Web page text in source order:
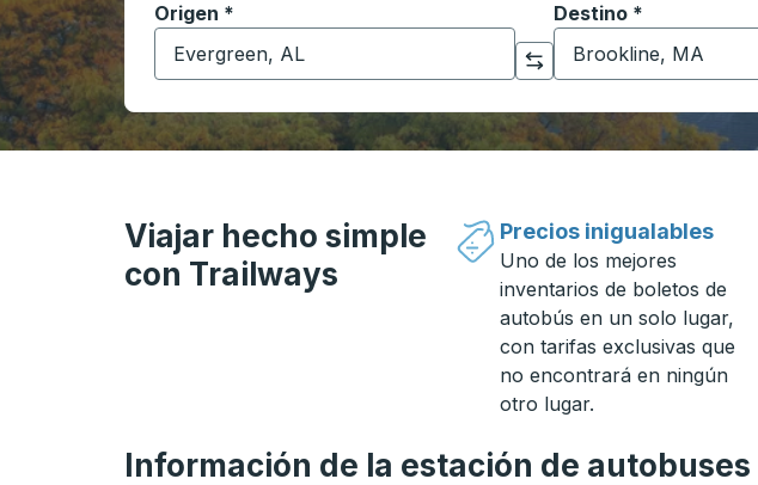
Origen *
Comience a escribir la ciudad de origen para abrir las opciones
Haga clic para cambiar sus selecciones de origen y destino
Destino *
Comience a escribir
Viajar hecho simple
con Trailways
Precios inigualables
Uno de los mejores
inventarios de boletos de
autobús en un solo lugar,
con tarifas exclusivas que
no encontrará en ningún
otro lugar.
Información de la estación de